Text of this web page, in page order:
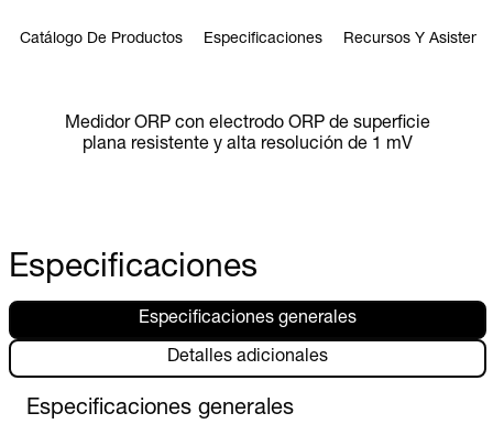
Catálogo De Productos Especificaciones Recursos Y
Medidor ORP con electrodo ORP de superficie
plana resistente y alta resolución de 1 mV
Especificaciones
Especificaciones generales
Detalles adicionales
Especificaciones generales